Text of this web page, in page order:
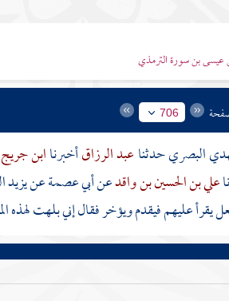
عيسى بن سورة الترمذي
706
البصريحدثناعبد الرزاقأخبرناابن جريج
علي بن الحسين بن واقدعنأبي عصمةعن
عليهم فيقدم ويؤخر فقال إني بلهت لهذه